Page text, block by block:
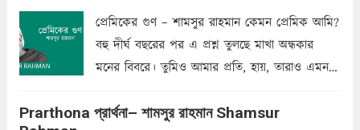
প্রেমিকের গুণ – শামসুর রাহমান কেমন প্রেমিক আমি?
বহু দীর্ঘ বছরের পর এ প্রশ্ন তুলছে মাখা অন্ধকার
মনের বিবরে। তুমিও আমার প্রতি, হায়, তারাও এমন
একান্ত জরুরি- নইলে একটি দেয়াল নিমেষেই ভীষণ
Prarthona প্রার্থনা– শামসুর রাহমান Shamsur